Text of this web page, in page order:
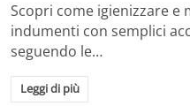
Scopri come igienizzare
indumenti con semplici
seguendo le…
Leggi di più